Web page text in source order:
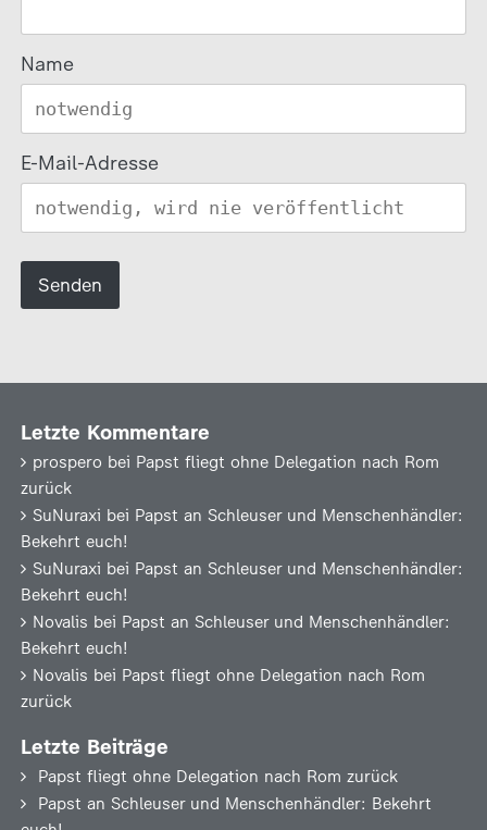
Name
E-Mail-Adresse
Letzte Kommentare
prospero bei Papst fliegt ohne Delegation nach Rom
zurück
SuNuraxi bei Papst an Schleuser und Menschenhändler:
Bekehrt euch!
SuNuraxi bei Papst an Schleuser und Menschenhändler:
Bekehrt euch!
Novalis bei Papst an Schleuser und Menschenhändler:
Bekehrt euch!
Novalis bei Papst fliegt ohne Delegation nach Rom
zurück
Letzte Beiträge
Papst fliegt ohne Delegation nach Rom zurück
Papst an Schleuser und Menschenhändler: Bekehrt